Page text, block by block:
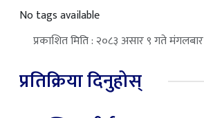
No tags available
प्रकाशित मिति : २०८३ असार ९ गते मंगलबार
प्रतिक्रिया दिनुहोस्